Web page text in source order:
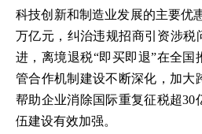
科技创新和制造业发展的主要优
万亿元，纠治违规招商引资涉税
进，离境退税“即买即退”在全国
管合作机制建设不断深化，加大
帮助企业消除国际重复征税超30
伍建设有效加强。